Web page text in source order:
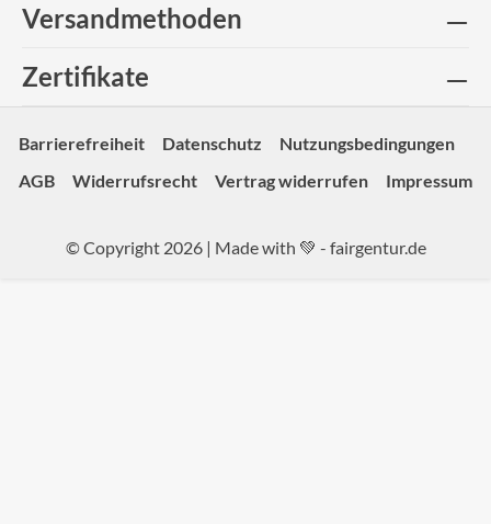
Versandmethoden
Zertifikate
Barrierefreiheit Datenschutz
Nutzungsbedingungen
AGB
Widerrufsrecht Vertrag widerrufen Impressum
© Copyright 2026 | Made with 💚 - fairgentur.de